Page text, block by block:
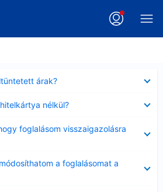
árak?
nélkül?
foglalásom visszaigazolásra
a foglalásomat a